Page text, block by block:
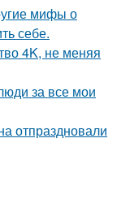
мифы о
себе.
4K, не меняя
за все мои
отпраздновали